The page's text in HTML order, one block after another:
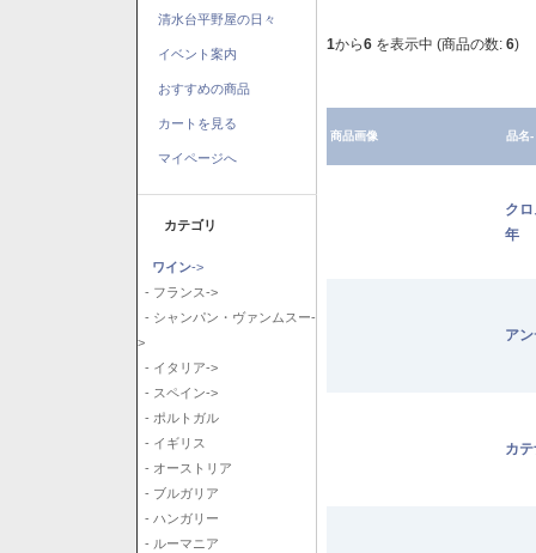
清水台平野屋の日々
イベント案内
おすすめの商品
カートを見る
マイページへ
カテゴリ
ワイン->
- フランス->
- シャンパン・ヴァンムスー-
>
- イタリア->
- スペイン->
- ポルトガル
- イギリス
- オーストリア
- ブルガリア
- ハンガリー
- ルーマニア
1から6 を表示中 (商品の数: 6)
商品画像 品名-
ク
年
ア
カ